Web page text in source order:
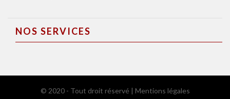
NOS SERVICES
© 2020 - Tout droit réservé | Mentions légales